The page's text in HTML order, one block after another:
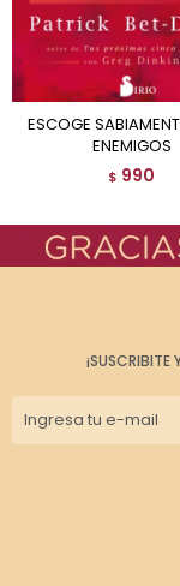
ESCOGE SABIAMENTE A TUS
ENEMIGOS
$ 990
¡SUSCRIBITE